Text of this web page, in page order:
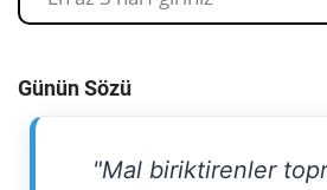
Günün Sözü
"Mal biriktirenler